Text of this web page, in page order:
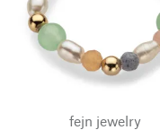
fejn jewelry